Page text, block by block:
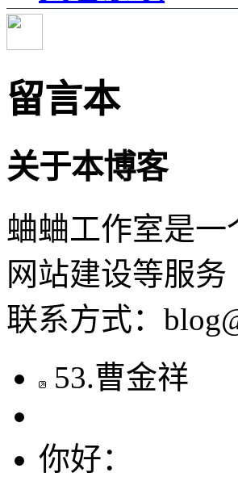
留言本
关于本博客
蛐蛐工作室是
网站建设等服务
联系方式：
53.曹金祥
你好：